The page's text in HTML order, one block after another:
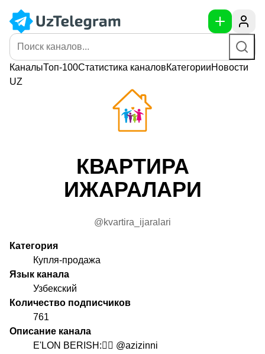
КаналыТоп-100Статистика каналовКатегорииНовости
UZ
КВАРТИРА
ИЖАРАЛАРИ
@kvartira_ijaralari
Категория
Купля-продажа
Язык канала
Узбекский
Количество подписчиков
761
Описание канала
E'LON BERISH:👉🏻 @azizinni